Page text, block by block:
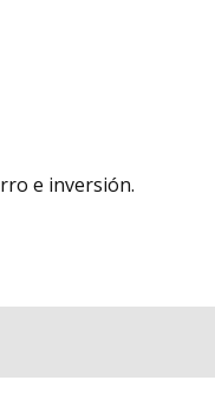
e inversión.